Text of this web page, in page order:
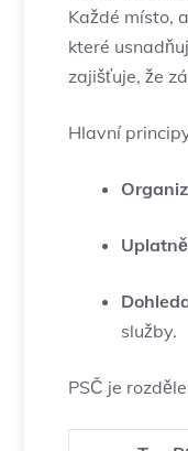
Každé ⁤místo,
které
zajišťuje, že
Hlavní⁤
služby.
PSČ je